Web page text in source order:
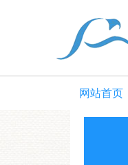
网站首页